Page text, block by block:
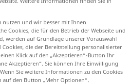
nutzen und wir besser mit Ihnen
Cookies, die für den Betrieb der Webseite und
werden auf Grundlage unserer Vorauswahl
die der Bereitstellung personalisierter
Klick auf den „Akzeptieren“-Button Ihr
Akzeptieren“. Sie können Ihre Einwilligung
Sie weitere Informationen zu den Cookies
auf den Button „Mehr Optionen“.